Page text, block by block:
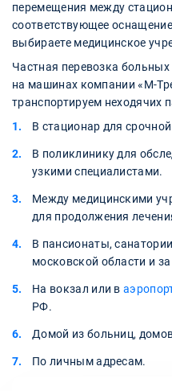
перемещения между
соответствующее
выбираете медицинское
Частная перевозка
на машинах компании «М-
транспортируем неходячих
В стационар для
В поликлинику для
узкими специалистами.
Между медицинскими
для продолжения
В пансионаты,
московской области и
На вокзал или в
РФ.
Домой из больниц,
По личным адресам.